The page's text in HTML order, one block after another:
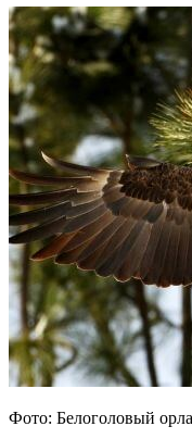
Фото: Белоголовый